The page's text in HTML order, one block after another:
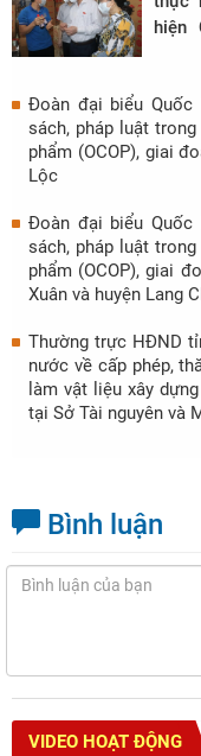
hiện
Đoàn đại biểu
sách, pháp luật
phẩm (OCOP), giai
Lộc
Đoàn đại biểu
sách, pháp luật
phẩm (OCOP), giai
Xuân và huyện Lang
Thường trực HĐND
nước về cấp phép,
làm vật liệu xây
tại Sở Tài nguyên và
Bình luận
VIDEO HOẠT ĐỘNG